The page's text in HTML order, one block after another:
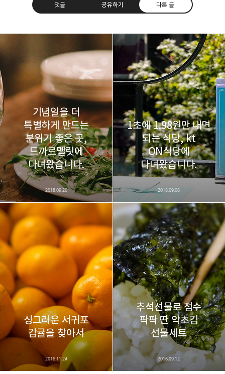
댓글 공유하기 다른 글
레이니아
다방면의 깊은 관심과 얕은 이해도를 갖춘 보편적
비주류이자 진화하는 영원한 주변인.
구독하기
구독하기 카카오톡 라인 트위터
카카오스토리 밴드 네이버 블로그
기념일을 더
특별하게 만드는
분위기 좋은 곳,
드까르멜릿에
다녀왔습니다.
2018.09.20
1초에 1.98원만 내면
되는 식당, kt
ON식당에
다녀왔습니다.
2018.09.06
싱그러운 서귀포
감귤을 찾아서
2016.11.24
추석선물로 점수
팍팍 딴 약초김
선물세트
2016.09.12